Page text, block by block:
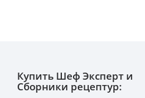
Купить Шеф Эксперт и
Сборники рецептур: